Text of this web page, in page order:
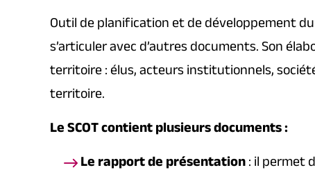
Outil de planification et de développement
s’articuler avec d’autres documents. Son
territoire : élus, acteurs institutionnels,
territoire.
Le SCOT contient plusieurs documents :
Le rapport de présentation: il permet